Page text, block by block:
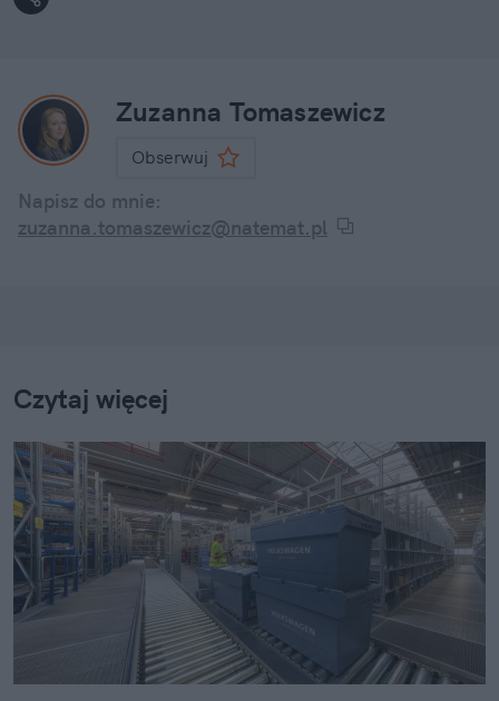
Zuzanna Tomaszewicz
Obserwuj
Napisz do mnie:
zuzanna.tomaszewicz@natemat.pl
Czytaj więcej